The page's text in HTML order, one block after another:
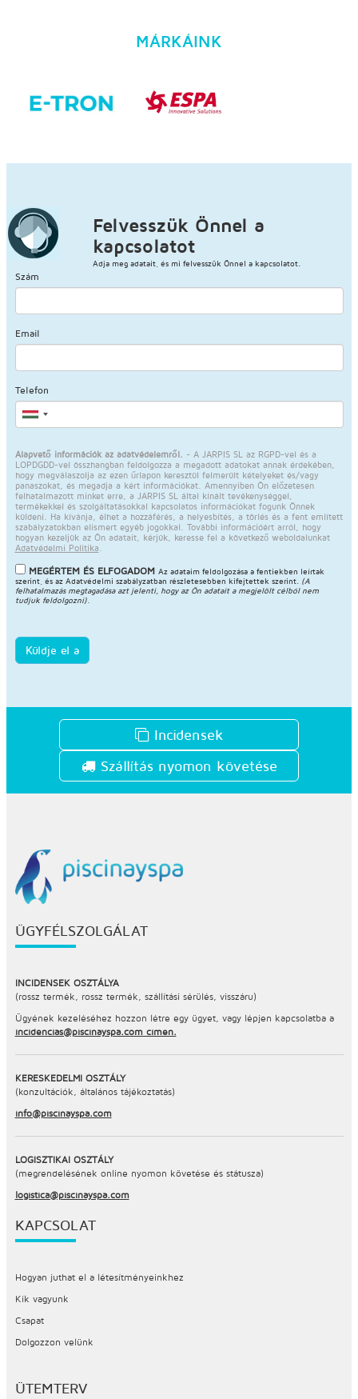
MÁRKÁINK
Felvesszük Önnel a
kapcsolatot
Adja meg adatait, és mi felvesszük Önnel a kapcsolatot.
Szám
Email
Telefon
Alapvető információk az adatvédelemről.
- A JARPIS SL az RGPD-vel és a
LOPDGDD-vel összhangban feldolgozza a megadott adatokat annak érdekében,
hogy megválaszolja az ezen űrlapon keresztül felmerült kételyeket és/vagy
panaszokat, és megadja a kért információkat. Amennyiben Ön előzetesen
felhatalmazott minket erre, a JARPIS SL által kínált tevékenységgel,
termékekkel és szolgáltatásokkal kapcsolatos információkat fogunk Önnek
küldeni. Ha kívánja, élhet a hozzáférés, a helyesbítés, a törlés és a fent említett
szabályzatokban elismert egyéb jogokkal. További információért arról, hogy
hogyan kezeljük az Ön adatait, kérjük, keresse fel a következő weboldalunkat
Adatvédelmi Politika
MEGÉRTEM ÉS ELFOGADOM Az adataim feldolgozása a fentiekben leírtak
szerint, és az Adatvédelmi szabályzatban részletesebben kifejtettek szerint. (A
felhatalmazás megtagadása azt jelenti, hogy az Ön adatait a megjelölt célból nem
tudjuk feldolgozni).
Küldje el a
Incidensek
Szállítás nyomon követése
ÜGYFÉLSZOLGÁLAT
INCIDENSEK OSZTÁLYA
(rossz termék, rossz termék, szállítási sérülés, visszáru)
Ügyének kezeléséhez hozzon létre egy ügyet, vagy lépjen kapcsolatba a
incidencias@piscinayspa.com címen.
KERESKEDELMI OSZTÁLY
(konzultációk, általános tájékoztatás)
info@piscinayspa.com
LOGISZTIKAI OSZTÁLY
(megrendelésének online nyomon követése és státusza)
logistica@piscinayspa.com
KAPCSOLAT
Hogyan juthat el a létesítményeinkhez
Kik vagyunk
Csapat
Dolgozzon velünk
ÜTEMTERV